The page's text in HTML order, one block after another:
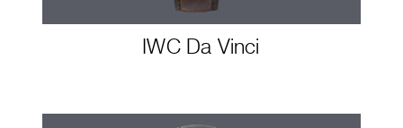
IWC Da Vinci